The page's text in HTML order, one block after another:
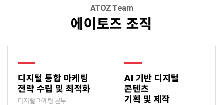
ATOZ Team
에이토즈 조직
디지털 통합 마케팅
전략 수립 및 최적화
디지털 마케팅 본부
AI 기반 디지털
콘텐츠
기획 및 제작